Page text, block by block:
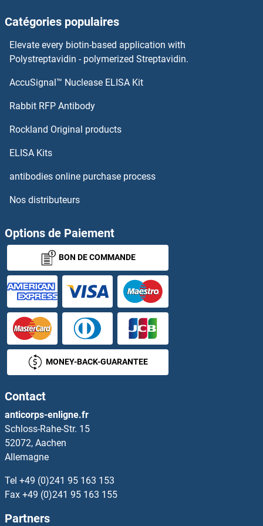
PP5 Kits ELISA
PPP1R14B Kits ELISA
PPP1R1A Kits ELISA
PPP1R9B Kits ELISA
PPP2CA Kits ELISA
PPP2R1A Kits ELISA
PPP2R4 Kits ELISA
PPP3R1 Kits ELISA
PPRC1 Kits ELISA
PPT1 Kits ELISA
PPT2 Kits ELISA
PPWD1 Kits ELISA
PPY Kits ELISA
PQBP1 Kits ELISA
PRAF2 Kits ELISA
PRAM1 Kits ELISA
Catégories populaires
Elevate every biotin-based application with
Polystreptavidin - polymerized Streptavidin.
AccuSignal™ Nuclease ELISA Kit
Rabbit RFP Antibody
Rockland Original products
ELISA Kits
antibodies online purchase process
Nos distributeurs
Options de Paiement
BON DE COMMANDE
MONEY-BACK-GUARANTEE
Contact
anticorps-enligne.fr
Schloss-Rahe-Str. 15
52072, Aachen
Allemagne
Tel +49 (0)241 95 163 153
Fax +49 (0)241 95 163 155
Partners